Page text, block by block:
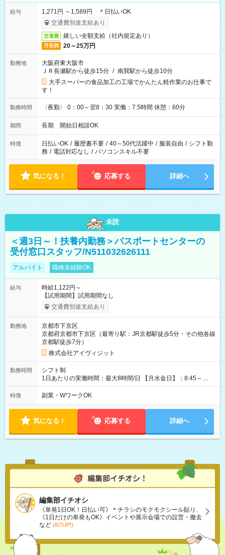
給与
1,271円 ～1,589円 ＊日払いOK
交通費別途支給あり
交通費 嬉しい全額支給（社内規定あり）
月収例 20～25万円
勤務地
大阪府東大阪市
ＪＲ長瀬駅から徒歩15分 / 南巽駅から徒歩10分
大手スーパーの食品加工の工場でかんたん軽作業のお仕事で
す！
勤務時間 〈夜勤〉 0：00～翌8：30 実働：7.5時間 休憩：60分
期間 長期 開始日相談OK
特徴 日払いOK / 履歴書不要 / 40～50代活躍中 / 服装自由 / シフト勤
務 / 電話対応なし / パソコンスキル不要
気になる！ 応募する 詳細へ
未読
＜週3日～！扶養内勤務＞パスポートセンターの
受付窓口スタッフ/N511032626111
アルバイト 職種未経験OK
給与
時給1,122円～
【試用期間】試用期間なし
交通費別途支給あり
勤務地
京都市下京区
京都府京都市下京区（最寄り駅：JR京都駅徒歩5分・その他各線
京都駅徒歩7分）
株式会社アイヴィジット
勤務時間
シフト制
1日あたりの実働時間：最大8時間/日 【月水金日】：8:45～
16:30 【火木】：8:45～19:00 週3日～OK、シフト制 ※扶養内
勤務OK ※月1回～2回程度、日曜日出勤をお願いします。 ※時間
ん。
特徴 副業・WワークOK
気になる！ 応募する 詳細へ
編集部イチオシ
《単発1日OK！日払い可》＊チラシのモクモクシール貼り、
《1日だけの単発もOK》イベントや展示会場での設営・撤去
など (8/7UP!)